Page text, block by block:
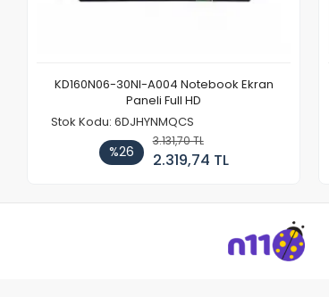
KD160N06-30NI-A004 Notebook Ekran
Paneli Full HD
Stok Kodu: 6DJHYNMQCS
%26
3.131,70 TL
2.319,74 TL